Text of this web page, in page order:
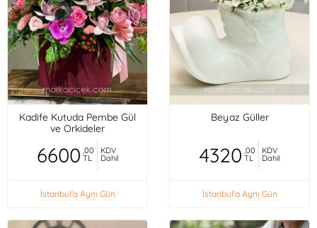
Kadife Kutuda Pembe Gül
ve Orkideler
6600 ,00
TL
KDV
Dahil
İstanbul'a Aynı Gün
Beyaz Güller
4320 ,00
TL
KDV
Dahil
İstanbul'a Aynı Gün